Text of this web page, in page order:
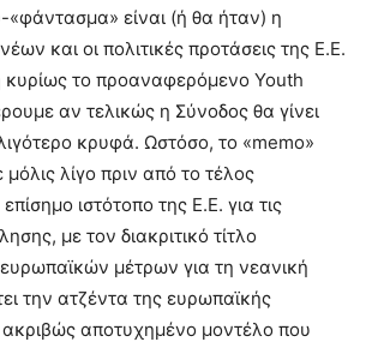
είναι (ή θα ήταν) η
και οι πολιτικές προτάσεις της Ε.Ε.
κυρίως το προαναφερόμενο Youth
αν τελικώς η Σύνοδος θα γίνει
κρυφά. Ωστόσο, το «memo»
λίγο πριν από το τέλος
ιστότοπο της Ε.Ε. για τις
με τον διακριτικό τίτλο
μέτρων για τη νεανική
την ατζέντα της ευρωπαϊκής
ακριβώς αποτυχημένο μοντέλο που